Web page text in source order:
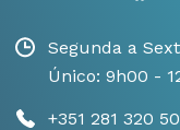
Segunda a
Único: 9h00 -
+351 281 320